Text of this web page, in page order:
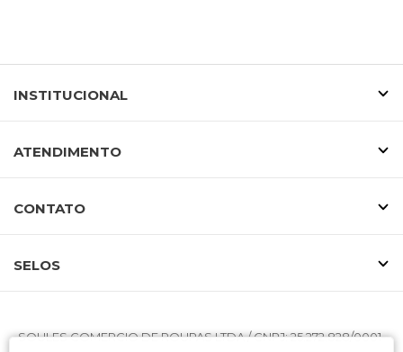
INSTITUCIONAL
ATENDIMENTO
CONTATO
SELOS
SOULES COMERCIO DE ROUPAS LTDA / CNPJ: 25.272.828/0001-